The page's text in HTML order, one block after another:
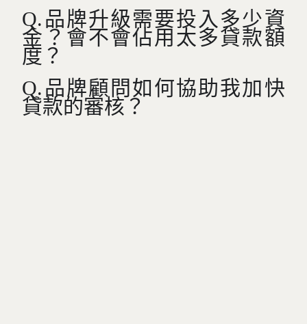
Q.品牌升級需要投入多少資
金？會不會佔用太多貸款額
度？
Q.品牌顧問如何協助我加快
貸款的審核？